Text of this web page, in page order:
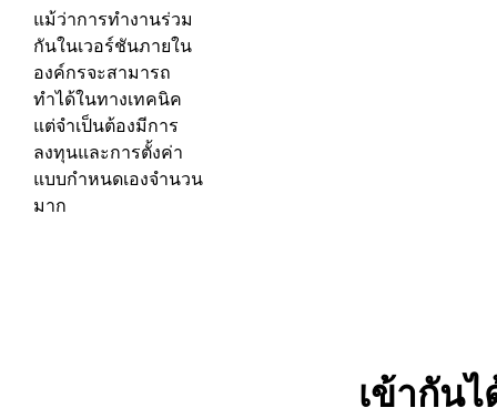
แม้ว่าการทำงานร่วม
กันในเวอร์ชันภายใน
องค์กรจะสามารถ
ทำได้ในทางเทคนิค
แต่จำเป็นต้องมีการ
ลงทุนและการตั้งค่า
แบบกำหนดเองจำนวน
มาก
เข้ากันไ